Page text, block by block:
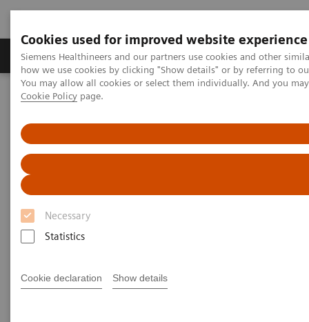
Cookies used for improved website experience
Siemens Healthineers and our partners use cookies and other
how we use cookies by clicking "Show details" or by referring to
You may allow all cookies or select them individually. And you
Cookie Policy page.
Necessary
Statistics
Cookie declaration Show details
Productos y servicios Especialidades clínicas
Home Política de Privacidad
Política de Privacidad de
Siemens Healthineers
Versión: mayo 2024